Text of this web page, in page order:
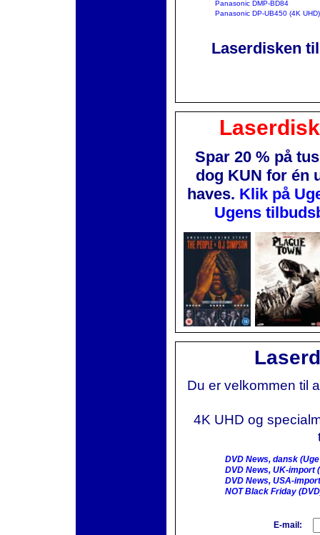
Panasonic DMP-BD84
Panasonic DP-UB450 (4K UHD)
Laserdisken
Spar 20 % på
dog KUN for én
haves. Klik på
Ugens
Du er velkommen til
4K UHD og
DVD News, dansk
DVD News, UK-import
DVD News, USA-
NOT Black Friday
E-mail: